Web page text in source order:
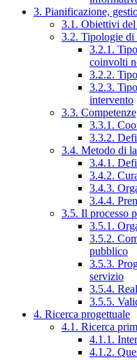
3. Pianificazione,
3.1. Obiettivi
3.2. Tipologie di
3.2.1.
coinvolti
3.2.2.
3.2.3.
intervento
3.3.
3.3.1.
3.3.2.
3.4. Metodo di
3.4.1.
3.4.2.
3.4.3.
3.4.4.
3.5. Il processo
3.5.1.
3.5.2.
pubblico
3.5.3.
servizio
3.5.4.
3.5.5.
4. Ricerca progettuale
4.1. Ricerca
4.1.1.
4.1.2.